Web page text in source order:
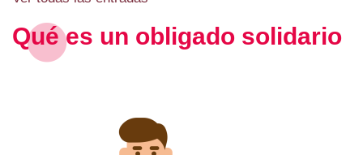
Qué es un obligado solidario